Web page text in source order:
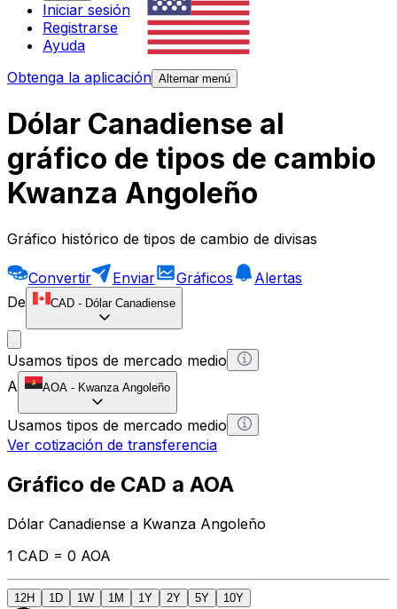
Iniciar sesión
Registrarse
Ayuda
Obtenga la aplicación Alternar menú
Dólar Canadiense al
gráfico de tipos de cambio
Kwanza Angoleño
Gráfico histórico de tipos de cambio de divisas
Convertir Enviar Gráficos
Alertas
De
CAD - Dólar Canadiense
Usamos tipos de mercado medio
A
AOA - Kwanza Angoleño
Usamos tipos de mercado medio
Ver cotización de transferencia
Gráfico de CAD a AOA
Dólar Canadiense a Kwanza Angoleño
1 CAD = 0 AOA
12H 1D 1W 1M 1Y 2Y 5Y 10Y